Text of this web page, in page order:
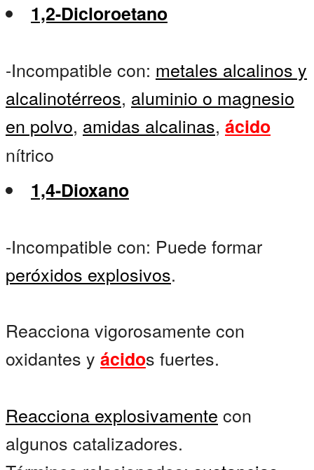
1,2-Dicloroetano
-Incompatible con: metales alcalinos y
alcalinotérreos, aluminio o magnesio
en polvo, amidas alcalinas, ácido
nítrico
1,4-Dioxano
-Incompatible con: Puede formar
peróxidos explosivos.
Reacciona vigorosamente con
oxidantes y ácidos fuertes.
Reacciona explosivamente con
algunos catalizadores.